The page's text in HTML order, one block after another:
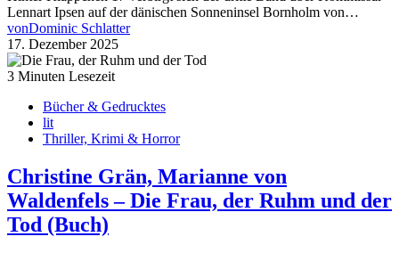
Lennart Ipsen auf der dänischen Sonneninsel Bornholm von…
vonDominic Schlatter
17. Dezember 2025
3 Minuten Lesezeit
Bücher & Gedrucktes
lit
Thriller, Krimi & Horror
Christine Grän, Marianne von
Waldenfels – Die Frau, der Ruhm und der
Tod (Buch)